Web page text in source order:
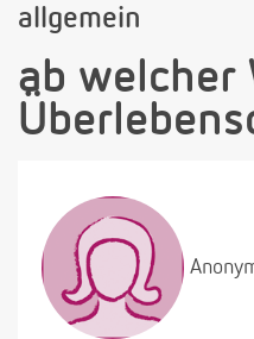
allgemein
ab welcher